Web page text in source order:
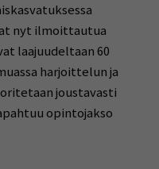
nyt ilmoittautua
laajuudeltaan 60
harjoittelun ja
joustavasti
opintojakso